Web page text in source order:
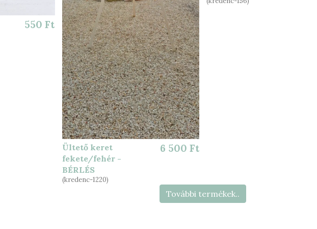
550 Ft
Ültető keret
fekete/fehér -
BÉRLÉS
(kredenc-1220)
6 500 Ft
További termékek..